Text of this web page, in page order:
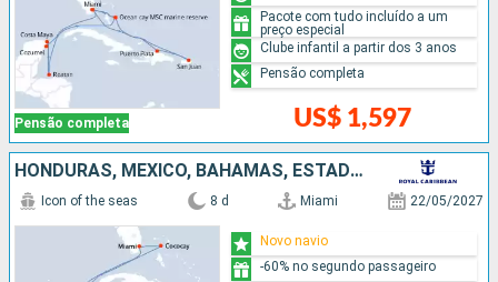
Pensão completa US$ 1,597
Pacote com tudo incluído a um
preço especial
Clube infantil a partir dos 3 anos
Pensão completa
HONDURAS, MÉXICO, BAHAMAS, ESTADOS UNIDOS
Icon of the seas 8 d Miami 22/05/2027
Novo navio
-60% no segundo passageiro